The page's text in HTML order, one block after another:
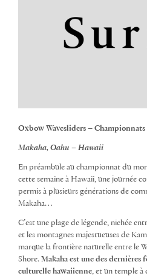
Oxbow Wavesliders –
Makaha, Oahu – Hawaii
En préambule au championnat du
cette semaine à Hawaii, une journée
permis à plusieurs générations de
Makaha…
C’est une plage de légende, nichée
et les montagnes majestueuses de
marque la frontière naturelle entre le
Shore. Makaha est une des dernières
culturelle hawaiienne, et un temple à